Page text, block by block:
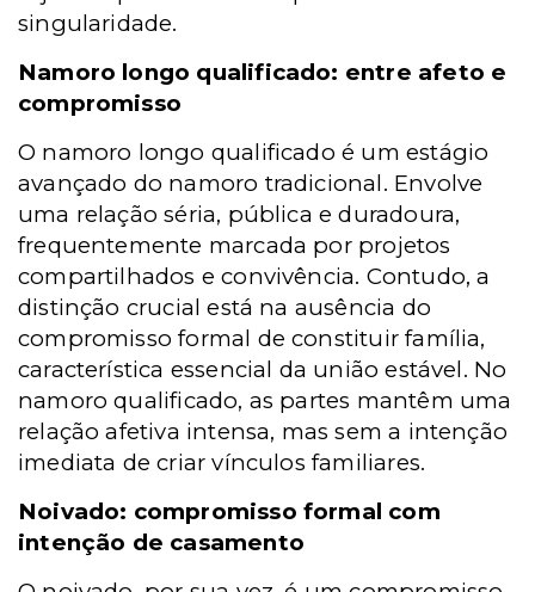
singularidade.
Namoro longo qualificado: entre afeto e
compromisso
O namoro longo qualificado é um estágio
avançado do namoro tradicional. Envolve
uma relação séria, pública e duradoura,
frequentemente marcada por projetos
compartilhados e convivência. Contudo, a
distinção crucial está na ausência do
compromisso formal de constituir família,
característica essencial da união estável. No
namoro qualificado, as partes mantêm uma
relação afetiva intensa, mas sem a intenção
imediata de criar vínculos familiares.
Noivado: compromisso formal com
intenção de casamento